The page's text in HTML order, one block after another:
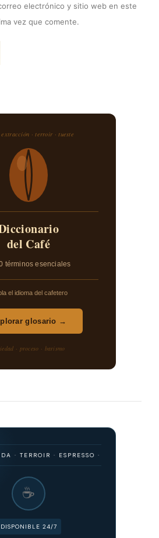
electrónico y sitio web en este
vez que comente.
extracción · terroir · tueste
del Café
términos esenciales
el idioma del cafetero
glosario →
· proceso · barismo
· ESPRESSO · FILTRADO ·
☕
DISPONIBLE 24/7